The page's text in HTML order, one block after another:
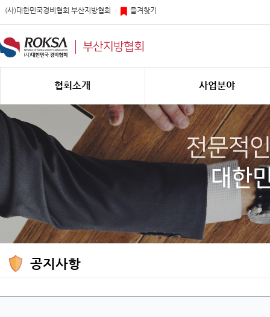
(사)대한민국경비협회 부산지방협회 즐겨찾기
부산지방협회
협회소개 사업분야
공지사항